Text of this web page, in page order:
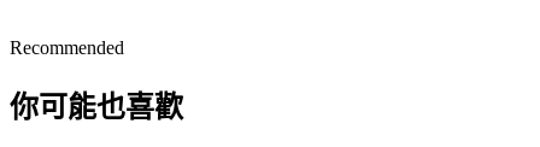
Recommended
你可能也喜歡